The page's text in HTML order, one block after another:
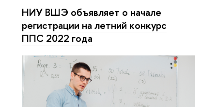
НИУ ВШЭ объявляет о начале
регистрации на летний конкурс
ППС 2022 года